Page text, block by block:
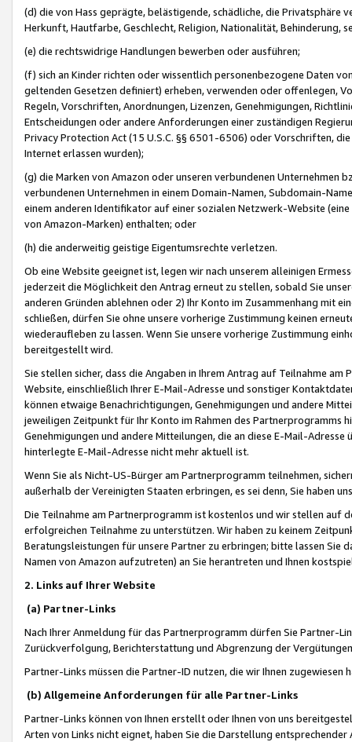
(d) die von Hass geprägte, belästigende, schädliche, die Privatsphäre
Herkunft, Hautfarbe, Geschlecht, Religion, Nationalität, Behinderung,
(e) die rechtswidrige Handlungen bewerben oder ausführen;
(f) sich an Kinder richten oder wissentlich personenbezogene Daten
geltenden Gesetzen definiert) erheben, verwenden oder offenlegen,
Regeln, Vorschriften, Anordnungen, Lizenzen, Genehmigungen,
Entscheidungen oder andere Anforderungen einer zuständigen
Privacy Protection Act (15 U.S.C. §§ 6501-6506) oder Vorschriften,
Internet erlassen wurden);
(g) die Marken von Amazon oder unseren verbundenen Unternehmen
verbundenen Unternehmen in einem Domain-Namen, Subdomain-
einem anderen Identifikator auf einer sozialen Netzwerk-Website
von Amazon-Marken) enthalten; oder
(h) die anderweitig geistige Eigentumsrechte verletzen.
Ob eine Website geeignet ist, legen wir nach unserem alleinigen
jederzeit die Möglichkeit den Antrag erneut zu stellen, sobald Sie
anderen Gründen ablehnen oder 2) Ihr Konto im Zusammenhang mit
schließen, dürfen Sie ohne unsere vorherige Zustimmung keinen
wiederaufleben zu lassen. Wenn Sie unsere vorherige Zustimmung
bereitgestellt wird.
Sie stellen sicher, dass die Angaben in Ihrem Antrag auf Teilnahme
Website, einschließlich Ihrer E-Mail-Adresse und sonstiger
können etwaige Benachrichtigungen, Genehmigungen und andere
jeweiligen Zeitpunkt für Ihr Konto im Rahmen des Partnerprogramms
Genehmigungen und andere Mitteilungen, die an diese E-Mail-
hinterlegte E-Mail-Adresse nicht mehr aktuell ist.
Wenn Sie als Nicht-US-Bürger am Partnerprogramm teilnehmen,
außerhalb der Vereinigten Staaten erbringen, es sei denn, Sie haben
Die Teilnahme am Partnerprogramm ist kostenlos und wir stellen auf
erfolgreichen Teilnahme zu unterstützen. Wir haben zu keinem
Beratungsleistungen für unsere Partner zu erbringen; bitte lassen Sie
Namen von Amazon aufzutreten) an Sie herantreten und Ihnen
2. Links auf Ihrer Website
(a) Partner-Links
Nach Ihrer Anmeldung für das Partnerprogramm dürfen Sie Partner-
Zurückverfolgung, Berichterstattung und Abgrenzung der
Partner-Links müssen die Partner-ID nutzen, die wir Ihnen zugewiesen
(b) Allgemeine Anforderungen für alle Partner-Links
Partner-Links können von Ihnen erstellt oder Ihnen von uns
Arten von Links nicht eignet, haben Sie die Darstellung